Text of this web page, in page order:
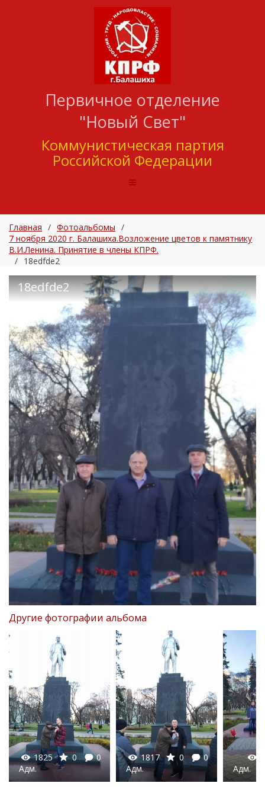
Первичное отделение
"Новый Свет"
Коммунистическая партия
Российской Федерации
Главная / Фотоальбомы /
7 ноября 2020 г. Балашиха.Возложение цветов к памятнику
В.И.Ленина. Принятие в члены КПРФ.
/ 18edfde2
18edfde2
Другие фотографии альбома
1825 0
0
Адм.
1817 0
0
Адм.
Адм.